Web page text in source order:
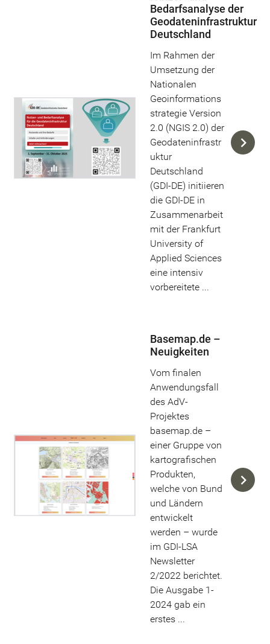
Bedarfsanalyse der
Geodateninfrastruktur
Deutschland
Im Rahmen der
Umsetzung der
Nationalen
Geoinformations
strategie Version
2.0 (NGIS 2.0) der
Geodateninfrastr
uktur
Deutschland
(GDI-DE) initiieren
die GDI-DE in
Zusammenarbeit
mit der Frankfurt
University of
Applied Sciences
eine intensiv
vorbereitete ...
Basemap.de –
Neuigkeiten
Vom finalen
Anwendungsfall
des AdV-
Projektes
basemap.de –
einer Gruppe von
kartografischen
Produkten,
welche von Bund
und Ländern
entwickelt
werden – wurde
im GDI-LSA
Newsletter
2/2022 berichtet.
Die Ausgabe 1-
2024 gab ein
erstes ...